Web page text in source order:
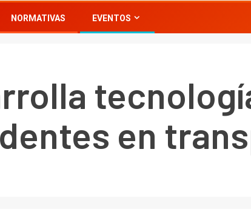
NORMATIVAS EVENTOS
en